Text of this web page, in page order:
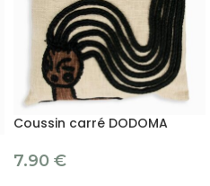
Coussin carré DODOMA
7.90 €